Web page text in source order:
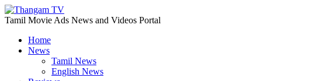
Tamil Movie Ads News and Videos Portal
Home
News
Tamil News
English News